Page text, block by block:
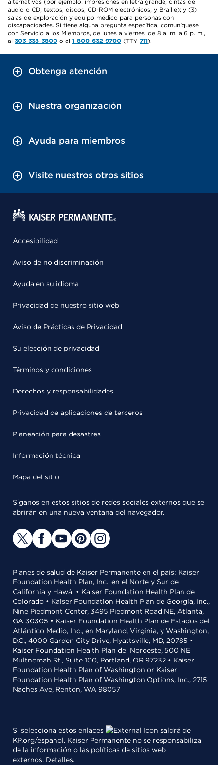
alternativos (por ejemplo: impresiones en letra grande; cintas de
audio o CD; textos, discos, CD-ROM electrónicos; y Braille); y (3)
salas de exploración y equipo médico para personas con
discapacidades. Si tiene alguna pregunta específica, comuníquese
con Servicio a los Miembros, de lunes a viernes, de 8 a. m. a 6 p. m.,
al 303-338-3800 o al 1-800-632-9700 (TTY 711).
Obtenga atención
Nuestra organización
Ayuda para miembros
Visite nuestros otros sitios
Accesibilidad
Aviso de no discriminación
Ayuda en su idioma
Privacidad de nuestro sitio web
Aviso de Prácticas de Privacidad
Su elección de privacidad
Términos y condiciones
Derechos y responsabilidades
Privacidad de aplicaciones de terceros
Planeación para desastres
Información técnica
Mapa del sitio
Síganos en estos sitios de redes sociales externos que se
abrirán en una nueva ventana del navegador.
Planes de salud de Kaiser Permanente en el país: Kaiser
Foundation Health Plan, Inc., en el Norte y Sur de
California y Hawái • Kaiser Foundation Health Plan de
Colorado • Kaiser Foundation Health Plan de Georgia, Inc.,
Nine Piedmont Center, 3495 Piedmont Road NE, Atlanta,
GA 30305 • Kaiser Foundation Health Plan de Estados del
Atlántico Medio, Inc., en Maryland, Virginia, y Washington,
D.C., 4000 Garden City Drive, Hyattsville, MD, 20785 •
Kaiser Foundation Health Plan del Noroeste, 500 NE
Multnomah St., Suite 100, Portland, OR 97232 • Kaiser
Foundation Health Plan of Washington or Kaiser
Foundation Health Plan of Washington Options, Inc., 2715
Naches Ave, Renton, WA 98057
Si selecciona estos enlaces
saldrá de
KP.org/espanol. Kaiser Permanente no se responsabiliza
de la información o las políticas de sitios web
externos. Detalles.